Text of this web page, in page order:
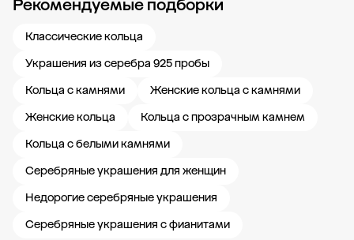
Рекомендуемые подборки
Классические кольца
Украшения из серебра 925 пробы
Кольца с камнями
Женские кольца с камнями
Женские кольца
Кольца с прозрачным камнем
Кольца с белыми камнями
Серебряные украшения для женщин
Недорогие серебряные украшения
Серебряные украшения с фианитами
Новости компании Журнал ЗОЛОТОЙ Блог